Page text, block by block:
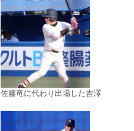
佐藤竜に代わり出場した吉澤